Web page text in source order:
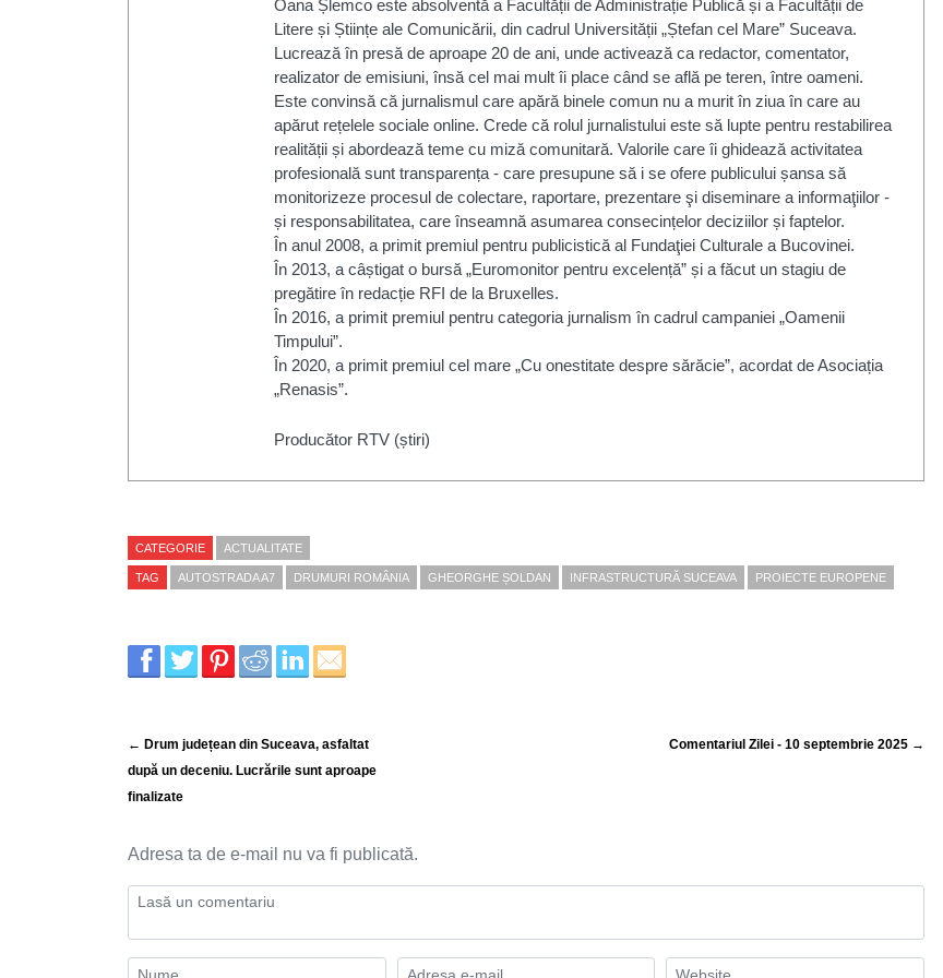
Oana Șlemco este absolventă a Facultății de Administrație Publică și a Facultății de
Litere și Științe ale Comunicării, din cadrul Universității „Ștefan cel Mare” Suceava.
Lucrează în presă de aproape 20 de ani, unde activează ca redactor, comentator,
realizator de emisiuni, însă cel mai mult îi place când se află pe teren, între oameni.
Este convinsă că jurnalismul care apără binele comun nu a murit în ziua în care au
apărut rețelele sociale online. Crede că rolul jurnalistului este să lupte pentru restabilirea
realității și abordează teme cu miză comunitară. Valorile care îi ghidează activitatea
profesională sunt transparența - care presupune să i se ofere publicului șansa să
monitorizeze procesul de colectare, raportare, prezentare şi diseminare a informaţiilor -
și responsabilitatea, care înseamnă asumarea consecințelor deciziilor și faptelor.
În anul 2008, a primit premiul pentru publicistică al Fundaţiei Culturale a Bucovinei.
În 2013, a câștigat o bursă „Euromonitor pentru excelență” și a făcut un stagiu de
pregătire în redacție RFI de la Bruxelles.
În 2016, a primit premiul pentru categoria jurnalism în cadrul campaniei „Oamenii
Timpului”.
În 2020, a primit premiul cel mare „Cu onestitate despre sărăcie”, acordat de Asociația
„Renasis”.
Producător RTV (știri)
CATEGORIE ACTUALITATE
TAG AUTOSTRADA A7 DRUMURI ROMÂNIA GHEORGHE ȘOLDAN INFRASTRUCTURĂ SUCEAVA PROIECTE EUROPENE
← Drum județean din Suceava, asfaltat
după un deceniu. Lucrările sunt aproape
finalizate
Comentariul Zilei - 10 septembrie 2025 →
Adresa ta de e-mail nu va fi publicată.